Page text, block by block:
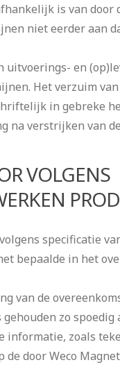
is van door
niet eerder aan
uitvoerings- en
Het verzuim van
in gebreke
na verstrijken van
VOLGENS
specificatie
bepaalde in het
van de
zo spoedig
informatie, zoals
door Weco